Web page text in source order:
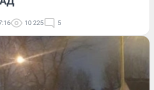
10 225 5